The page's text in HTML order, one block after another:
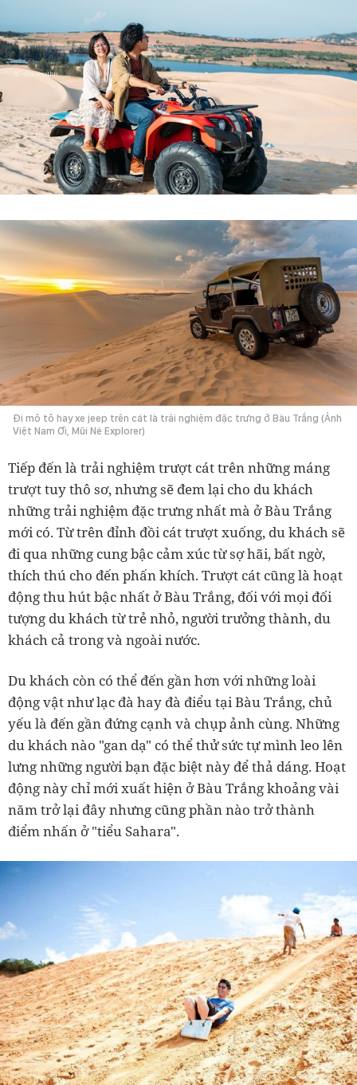
Đi mô tô hay xe jeep trên cát là trải nghiệm đặc trưng ở Bàu Trắng (Ảnh
Việt Nam Ơi, Mũi Né Explorer)
Tiếp đến là trải nghiệm trượt cát trên những máng
trượt tuy thô sơ, nhưng sẽ đem lại cho du khách
những trải nghiệm đặc trưng nhất mà ở Bàu Trắng
mới có. Từ trên đỉnh đồi cát trượt xuống, du khách sẽ
đi qua những cung bậc cảm xúc từ sợ hãi, bất ngờ,
thích thú cho đến phấn khích. Trượt cát cũng là hoạt
động thu hút bậc nhất ở Bàu Trắng, đối với mọi đối
tượng du khách từ trẻ nhỏ, người trưởng thành, du
khách cả trong và ngoài nước.
Du khách còn có thể đến gần hơn với những loài
động vật như lạc đà hay đà điểu tại Bàu Trắng, chủ
yếu là đến gần đứng cạnh và chụp ảnh cùng. Những
du khách nào "gan dạ" có thể thử sức tự mình leo lên
lưng những người bạn đặc biệt này để thả dáng. Hoạt
động này chỉ mới xuất hiện ở Bàu Trắng khoảng vài
năm trở lại đây nhưng cũng phần nào trở thành
điểm nhấn ở "tiểu Sahara".